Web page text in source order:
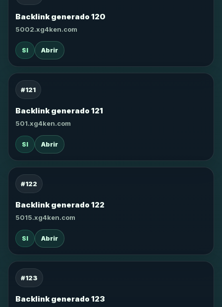
Backlink generado 120
5002.xg4ken.com
SI Abrir
#121
Backlink generado 121
501.xg4ken.com
SI Abrir
#122
Backlink generado 122
5015.xg4ken.com
SI Abrir
#123
Backlink generado 123